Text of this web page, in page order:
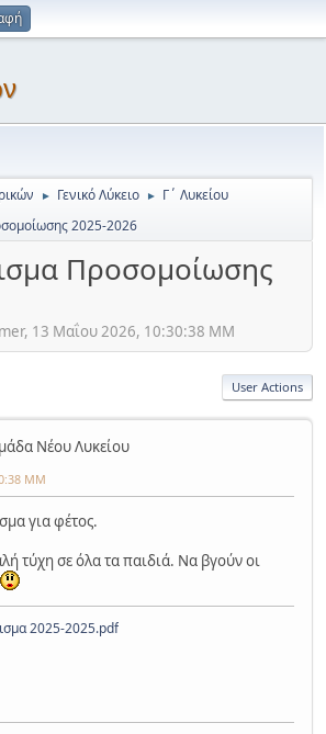
► Γενικό Λύκειο ► Γ΄ Λυκείου
2025-2026
Προσομοίωσης
13 Μαΐου 2026, 10:30:38 ΜΜ
User Actions
Νέου Λυκείου
ΜΜ
για φέτος.
τύχη σε όλα τα παιδιά. Να βγούν οι
2025-2025.pdf